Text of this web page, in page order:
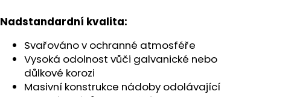
Nadstandardní kvalita:
Svařováno v ochranné atmosféře
Vysoká odolnost vůči galvanické nebo
důlkové korozi
Masivní konstrukce nádoby odolávající